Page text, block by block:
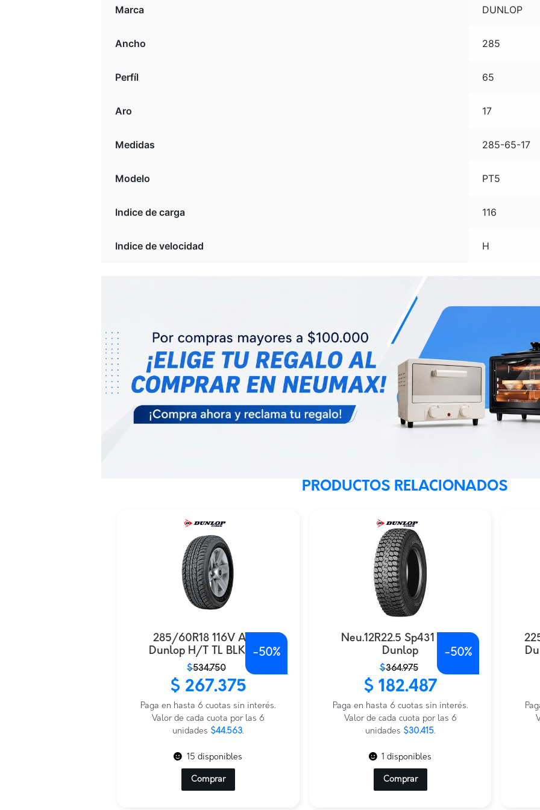
Marca DUNLOP
Ancho 285
Perfíl 65
Aro 17
Medidas 285-65-17
Modelo PT5
Indice de carga 116
Indice de velocidad H
PRODUCTOS RELACIONADOS
285/60R18 116V AT22
Dunlop H/T TL BLK JAP
$534.750
era:
$534.750.
es:
$267.375.
$ 267.375
Paga en hasta 6 cuotas sin interés.
Valor de cada cuota por las 6
unidades $44.563.
-50%
15 disponibles
Comprar
Neu.12R22.5 Sp431 16Pr
Dunlop
$364.975
era:
$364.975.
es:
$182.487.
$ 182.487
Paga en hasta 6 cuotas sin interés.
Valor de cada cuota por las 6
unidades $30.415.
-50%
1 disponibles
Comprar
era:
es: